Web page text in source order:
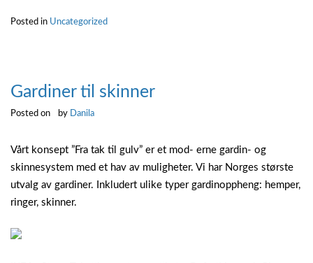
Posted in Uncategorized
Gardiner til skinner
Posted on by Danila
Vårt konsept ”Fra tak til gulv” er et mod- erne gardin- og
skinnesystem med et hav av muligheter. Vi har Norges største
utvalg av gardiner. Inkludert ulike typer gardinoppheng: hemper,
ringer, skinner.